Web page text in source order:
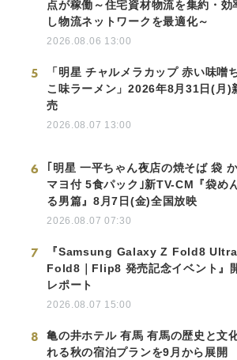
点が稼働～住宅資材物流を集約・効
し物流ネットワークを最適化～
2026.08.06 13:00
5
「明星 チャルメラカップ 赤い味噌
こ味ラーメン」2026年8月31日(月)
売
2026.08.07 13:00
6
｢明星 一平ちゃん夜店の焼そば 袋
マヨ付 5食パック｣新TV-CM『袋め
る男篇』8月7日(金)全国放映
2026.08.07 07:30
7
『Samsung Galaxy Z Fold8 Ultra
Fold8｜Flip8 発売記念イベント』
レポート
2026.08.07 15:00
8
亀の井ホテル 有馬 有馬の歴史と文
れる秋の宿泊プランを9月から展開